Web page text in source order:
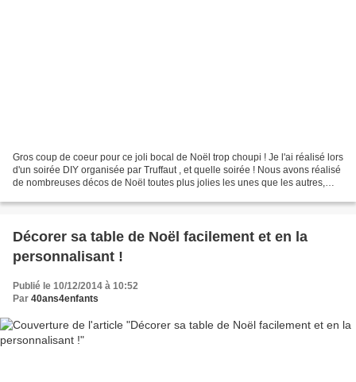
Gros coup de coeur pour ce joli bocal de Noël trop choupi ! Je l'ai réalisé lors
d'un soirée DIY organisée par Truffaut , et quelle soirée ! Nous avons réalisé
de nombreuses décos de Noël toutes plus jolies les unes que les autres,
Décorer sa table de Noël facilement et en la
personnalisant !
Publié le 10/12/2014 à 10:52
Par 40ans4enfants